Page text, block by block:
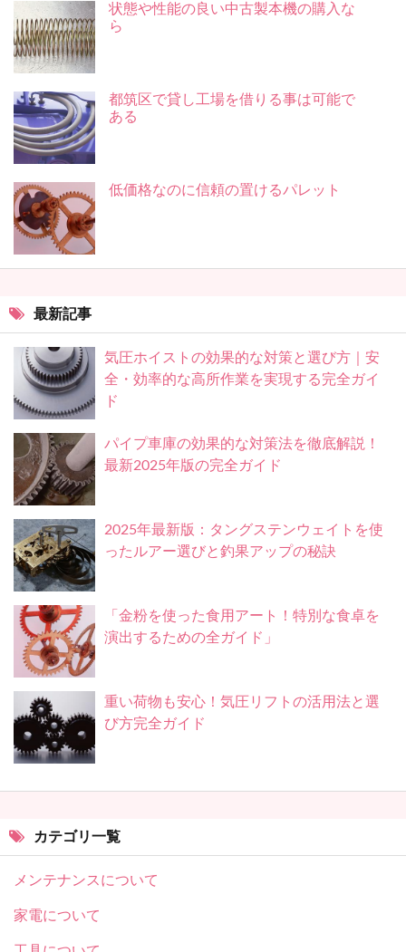
状態や性能の良い中古製本機の購入な
ら
都筑区で貸し工場を借りる事は可能で
ある
低価格なのに信頼の置けるパレット
最新記事
気圧ホイストの効果的な対策と選び方｜安
全・効率的な高所作業を実現する完全ガイ
ド
パイプ車庫の効果的な対策法を徹底解説！
最新2025年版の完全ガイド
2025年最新版：タングステンウェイトを使
ったルアー選びと釣果アップの秘訣
「金粉を使った食用アート！特別な食卓を
演出するための全ガイド」
重い荷物も安心！気圧リフトの活用法と選
び方完全ガイド
カテゴリ一覧
メンテナンスについて
家電について